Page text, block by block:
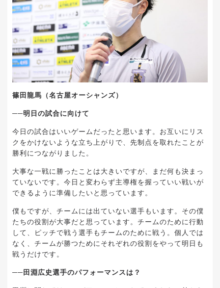
篠田龍馬（名古屋オーシャンズ）
──明日の試合に向けて
今日の試合はいいゲームだったと思います。お互いにリス
クをかけないような立ち上がりで、先制点を取れたことが
勝利につながりました。
大事な一戦に勝ったことは大きいですが、まだ何も決まっ
ていないです。今日と変わらず主導権を握っていい戦いが
できるように準備したいと思っています。
僕もですが、チームには出ていない選手もいます。その僕
たちの役割が大事だと思っています。チームのために行動
して、ピッチで戦う選手もチームのために戦う。個人では
なく、チームが勝つためにそれぞれの役割をやって明日も
戦うだけです。
──田淵広史選手のパフォーマンスは？